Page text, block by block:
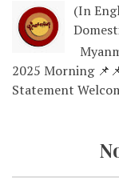
(In
2025 Morning
Statement